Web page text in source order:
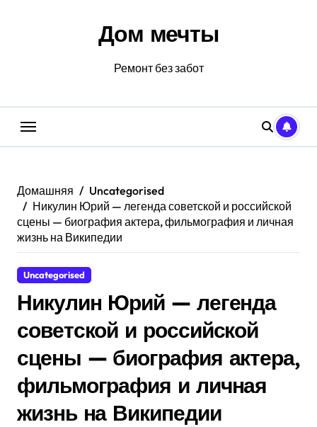
Дом мечты
Ремонт без забот
Домашняя
Uncategorised
Никулин Юрий — легенда советской и российской
сцены — биография актера, фильмография и личная
жизнь на Википедии
Uncategorised
Никулин Юрий — легенда
советской и российской
сцены — биография актера,
фильмография и личная
жизнь на Википедии